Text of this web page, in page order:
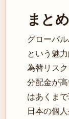
まとめ
グローバ
という魅
為替リス
分配金が
はあくま
日本の個